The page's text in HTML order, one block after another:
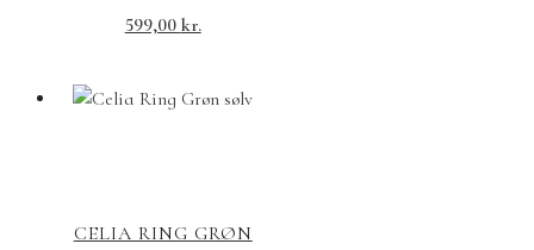
599,00 kr.
CELIA RING GRØN